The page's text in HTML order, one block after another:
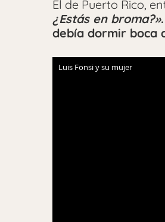
El de Puerto Rico,
¿Estás en broma?».
debía dormir boca
Luis Fonsi y su mujer